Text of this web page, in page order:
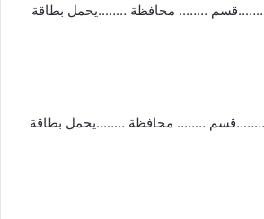
……..قسم …….. محافظة ……..يحمل بطاقة
……..قسم …….. محافظة ……..يحمل بطاقة